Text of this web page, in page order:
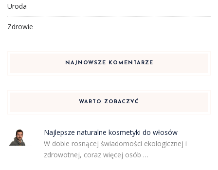
Uroda
Zdrowie
NAJNOWSZE KOMENTARZE
WARTO ZOBACZYĆ
Najlepsze naturalne kosmetyki do włosów
W dobie rosnącej świadomości ekologicznej i
zdrowotnej, coraz więcej osób …